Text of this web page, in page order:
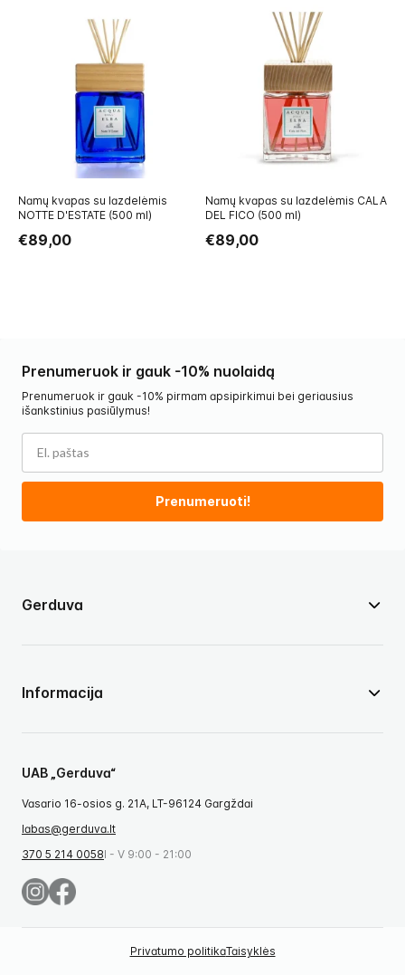
Namų kvapas su lazdelėmis
NOTTE D'ESTATE (500 ml)
€89,00
Namų kvapas su lazdelėmis CALA
DEL FICO (500 ml)
€89,00
UAB „Gerduva“
Vasario 16-osios g. 21A, LT-96124 Gargždai
labas@gerduva.lt
370 5 214 0058I - V 9:00 - 21:00
Gerduva
Informacija
Prenumeruok ir gauk -10% nuolaidą
Prenumeruok ir gauk -10% pirmam apsipirkimui bei geriausius
išankstinius pasiūlymus!
Prenumeruoti!
Privatumo politikaTaisyklės